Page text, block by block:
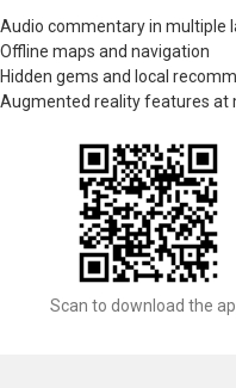
Audio commentary in multiple
Offline maps and navigation
Hidden gems and local
Augmented reality features at
Scan to download the